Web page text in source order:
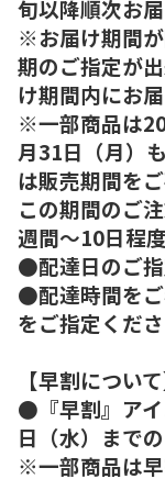
旬以降順次お届
※お届け期間
期のご指定が
け期間内にお
※一部商品は
月31日（月）
は販売期間を
この期間のご
週間～10日程
●配達日のご指
●配達時間を
をご指定くださ
【早割について
●『早割』ア
日（水）まで
※一部商品は